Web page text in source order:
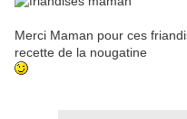
Merci Maman pour ces
recette de la nougatine